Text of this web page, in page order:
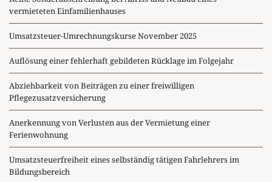
vermieteten Einfamilienhauses
Umsatzsteuer-Umrechnungskurse November 2025
Auflösung einer fehlerhaft gebildeten Rücklage im Folgejahr
Abziehbarkeit von Beiträgen zu einer freiwilligen
Pflegezusatzversicherung
Anerkennung von Verlusten aus der Vermietung einer
Ferienwohnung
Umsatzsteuerfreiheit eines selbständig tätigen Fahrlehrers im
Bildungsbereich